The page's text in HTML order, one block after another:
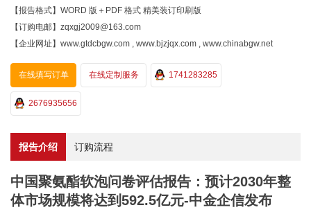
【报告格式】WORD 版＋PDF 格式 精美装订印刷版
【订购电邮】zqxgj2009@163.com
【企业网址】www.gtdcbgw.com , www.bjzjqx.com , www.chinabgw.net
在线填写订单 在线定制服务 1741283285
2676935656
报告介绍 订购流程
中国聚氨酯软泡问卷评估报告：预计2030年整
体市场规模将达到592.5亿元-中金企信发布